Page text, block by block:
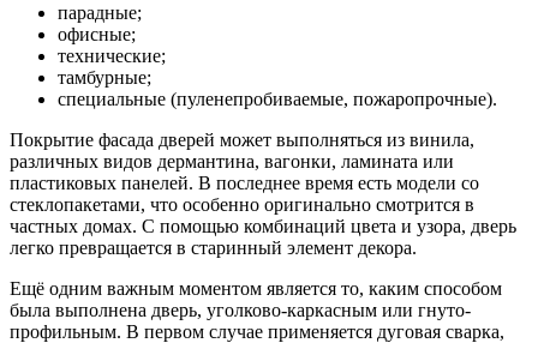
парадные;
офисные;
технические;
тамбурные;
специальные (пуленепробиваемые, пожаропрочные).
Покрытие фасада дверей может выполняться из винила,
различных видов дермантина, вагонки, ламината или
пластиковых панелей. В последнее время есть модели со
стеклопакетами, что особенно оригинально смотрится в
частных домах. С помощью комбинаций цвета и узора, дверь
легко превращается в старинный элемент декора.
Ещё одним важным моментом является то, каким способом
была выполнена дверь, уголково-каркасным или гнуто-
профильным. В первом случае применяется дуговая сварка,